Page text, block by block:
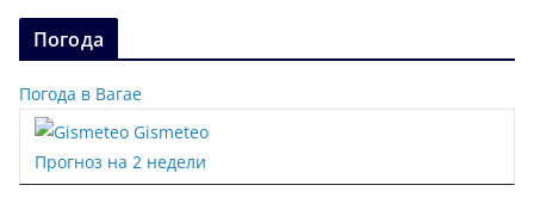
Погода
Погода в Вагае
Gismeteo
Прогноз на 2 недели